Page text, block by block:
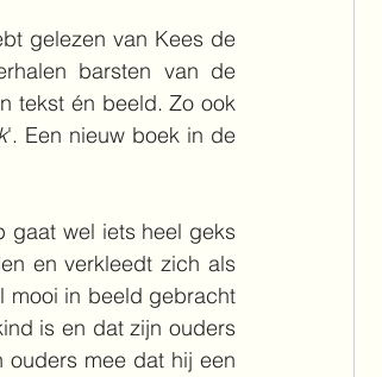
gelezen van Kees de
barsten van de
tekst én beeld. Zo ook
'. Een nieuw boek in de
gaat wel iets heel geks
en verkleedt zich als
mooi in beeld gebracht
is en dat zijn ouders
mee dat hij een